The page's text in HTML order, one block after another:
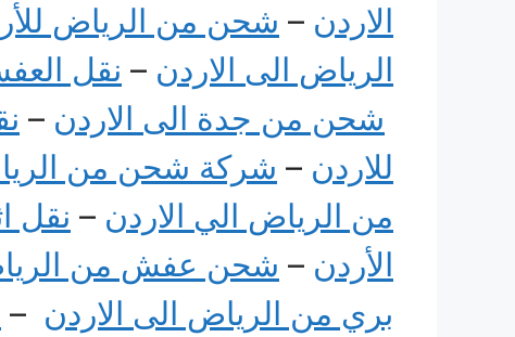
الاردن – شحن من الرياض
الرياض الى الاردن – نقل
شحن من جدة الى الاردن –
للاردن – شركة شحن من
من الرياض الي الاردن – نقل
الأردن – شحن عفش من
بري من الرياض الى الاردن –